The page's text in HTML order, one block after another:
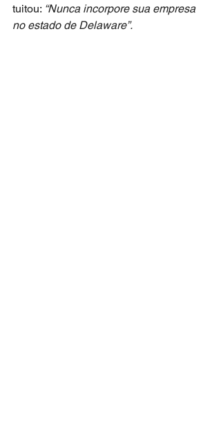
tuitou: “Nunca incorpore sua empresa
no estado de Delaware”.